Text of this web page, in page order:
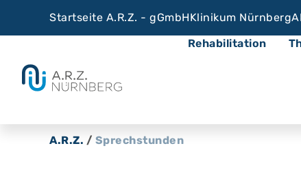
Startseite A.R.Z. - gGmbHKlinikum Nürnberg
Rehabilitation
A.R.Z. / Sprechstunden